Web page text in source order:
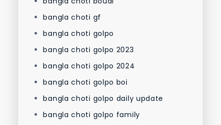
bangla choti gf
bangla choti golpo
bangla choti golpo 2023
bangla choti golpo 2024
bangla choti golpo boi
bangla choti golpo daily update
bangla choti golpo family